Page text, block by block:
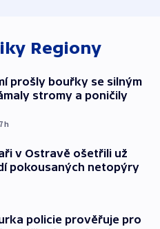
Regiony
prošly bouřky se silným
stromy a poničily
h
v Ostravě ošetřili už
pokousaných netopýry
policie prověřuje pro